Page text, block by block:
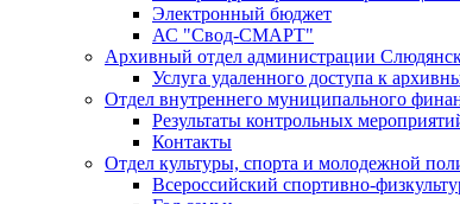
Электронный бюджет
АС "Свод-СМАРТ"
Архивный отдел администрации
Услуга удаленного доступа к
Отдел внутреннего муниципального
Результаты контрольных
Контакты
Отдел культуры, спорта и молодежной
Всероссийский спортивно-